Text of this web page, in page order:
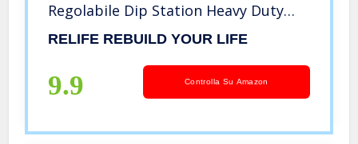
Regolabile Dip Station Heavy Duty
Barre Parallele Lega di acciaio, Nero
RELIFE REBUILD YOUR LIFE
9.9 Controlla Su Amazon